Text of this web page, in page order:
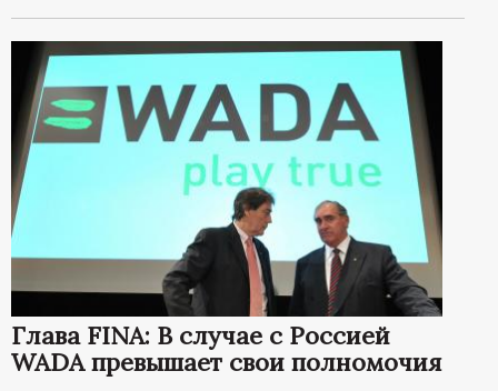
Глава FINA: В случае с Россией
WADA превышает свои полномочия